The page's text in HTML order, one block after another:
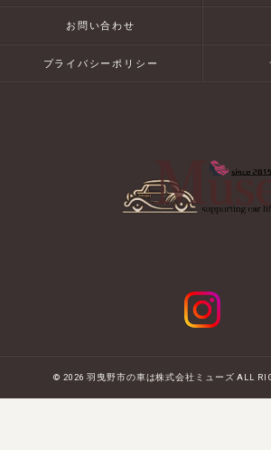
お問い合わせ
プライバシーポリシー
© 2026 羽曳野市の車は株式会社ミューズ ALL